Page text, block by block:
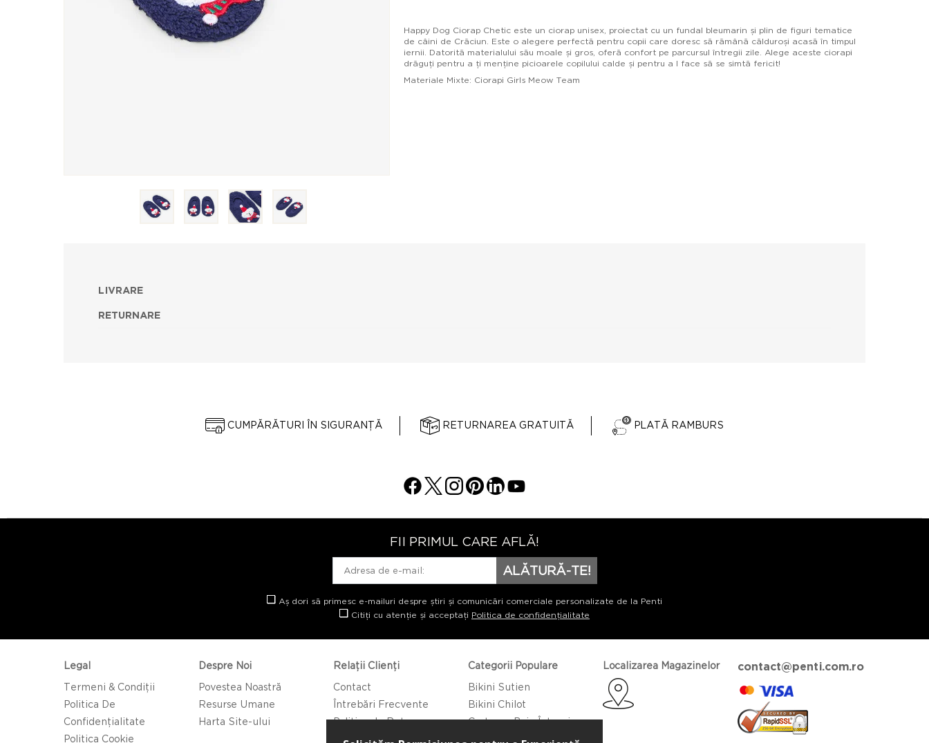
Happy Dog Ciorap Chetic este un ciorap unisex, proiectat cu un fundal bleumarin și plin de figuri tematice
de câini de Crăciun. Este o alegere perfectă pentru copii care doresc să rămână călduroși acasă în timpul
iernii. Datorită materialului său moale și gros, oferă confort pe parcursul întregii zile. Alege aceste ciorapi
drăguți pentru a ți menține picioarele copilului calde și pentru a l face să se simtă fericit!
Materiale Mixte: Ciorapi Girls Meow Team
LIVRARE
RETURNARE
CUMPĂRĂTURI ÎN SIGURANȚĂ RETURNAREA GRATUITĂ PLATĂ RAMBURS
FII PRIMUL CARE AFLĂ!
ALĂTURĂ-TE!
Aș dori să primesc e-mailuri despre știri și comunicări comerciale personalizate de la Penti
Citiți cu atenție și acceptați Politica de confidențialitate
Legal
Termeni & Condiții
Politica De
Confidențialitate
Politica Cookie
Despre Noi
Povestea Noastră
Resurse Umane
Harta Site-ului
Relații Clienți
Contact
Întrebări Frecvente
Politica de Returnare
Categorii Populare
Bikini Sutien
Bikini Chilot
Costume Baie Întregi
Caftan/Pareo
Localizarea Magazinelor contact@penti.com.ro